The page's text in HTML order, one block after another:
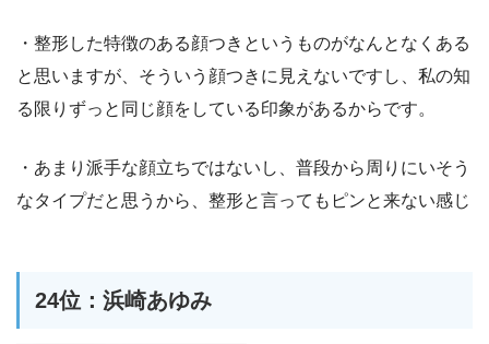
・整形した特徴のある顔つきというものがなんとなくある
と思いますが、そういう顔つきに見えないですし、私の知
る限りずっと同じ顔をしている印象があるからです。
・あまり派手な顔立ちではないし、普段から周りにいそう
なタイプだと思うから、整形と言ってもピンと来ない感じ
24位：浜崎あゆみ